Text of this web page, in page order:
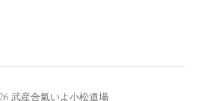
武産合氣いよ小松道場